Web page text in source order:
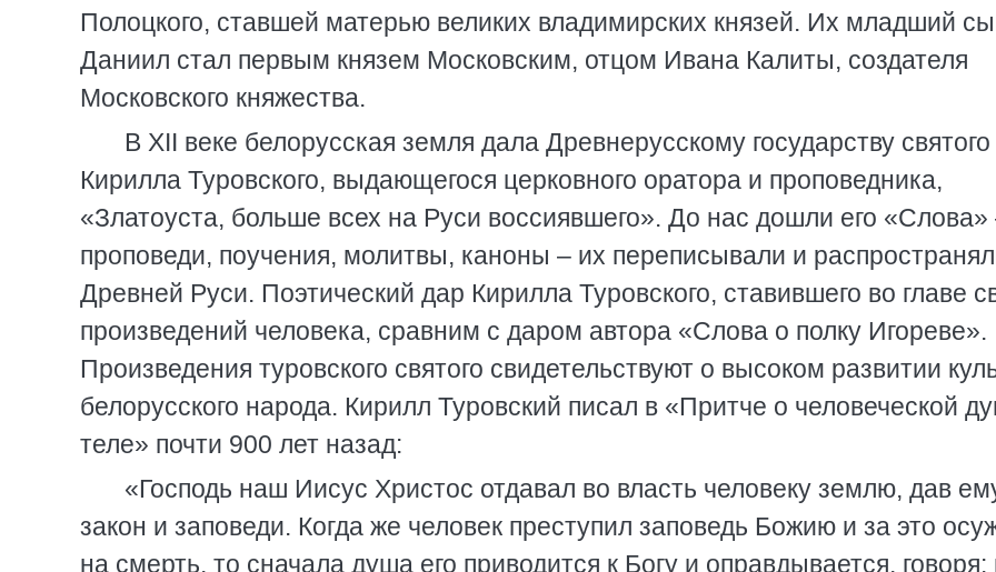
Полоцкого, ставшей матерью великих владимирских князей. Их младший
Даниил стал первым князем Московским, отцом Ивана Калиты, создателя
Московского княжества.
В XII веке белорусская земля дала Древнерусскому государству святого
Кирилла Туровского, выдающегося церковного оратора и проповедника,
«Златоуста, больше всех на Руси воссиявшего». До нас дошли его «Слова»
проповеди, поучения, молитвы, каноны – их переписывали и
Древней Руси. Поэтический дар Кирилла Туровского, ставившего во главе
произведений человека, сравним с даром автора «Слова о полку Игореве».
Произведения туровского святого свидетельствуют о высоком развитии
белорусского народа. Кирилл Туровский писал в «Притче о человеческой
теле» почти 900 лет назад:
«Господь наш Иисус Христос отдавал во власть человеку землю, дав
закон и заповеди. Когда же человек преступил заповедь Божию и за это
на смерть, то сначала душа его приводится к Богу и оправдывается, говоря: